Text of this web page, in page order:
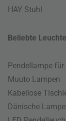
HAY Stuhl
Beliebte
Pendellampe für
Muuto Lampen
Kabellose
Dänische